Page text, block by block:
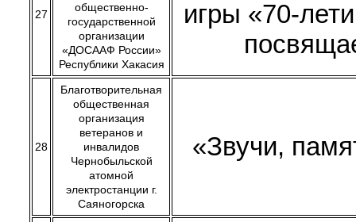
27
общественно-
государственной
организации
«ДОСААФ России»
Республики Хакасия
игры «70-
28
Благотворительная
общественная
организация
ветеранов и
инвалидов
Чернобыльской
атомной
электростанции г.
Саяногорска
«Звучи,